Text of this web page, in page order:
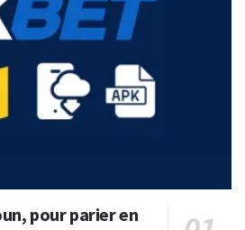
pour parier en